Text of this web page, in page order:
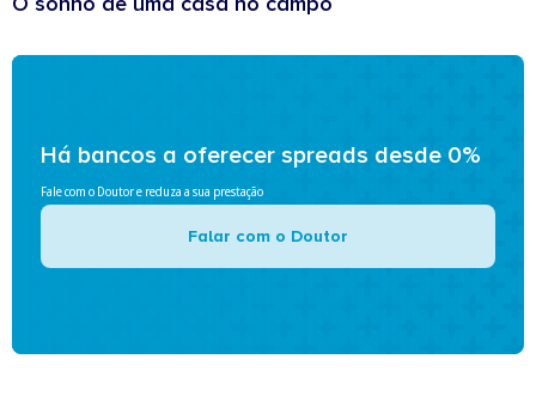
Há bancos a oferecer spreads desde 0%
Fale com o Doutor e reduza a sua prestação
Falar com o Doutor